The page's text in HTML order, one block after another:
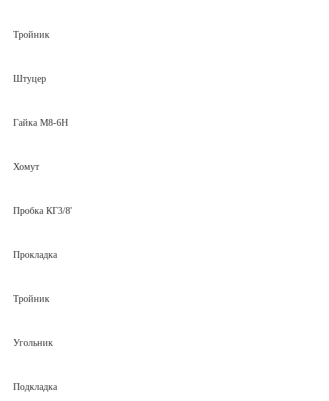
Тройник
Штуцер
Гайка М8-6Н
Хомут
Пробка КГ3/8'
Прокладка
Тройник
Угольник
Подкладка